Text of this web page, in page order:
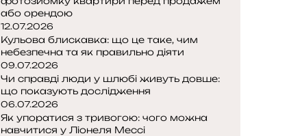
або орендою
12.07.2026
Кульова блискавка: що це таке, чим
небезпечна та як правильно діяти
09.07.2026
Чи справді люди у шлюбі живуть довше:
що показують дослідження
06.07.2026
Як упоратися з тривогою: чого можна
навчитися у Ліонеля Мессі